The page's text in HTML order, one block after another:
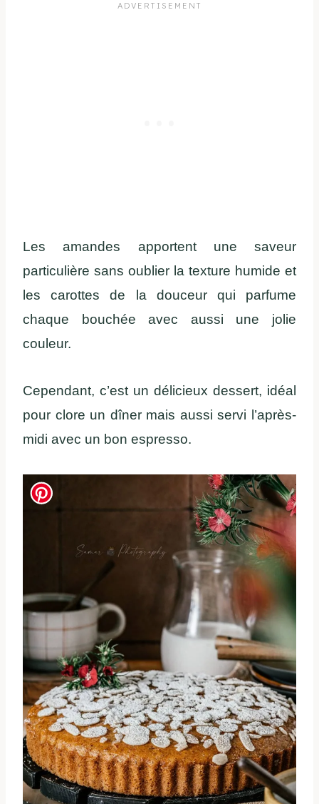
Les amandes apportent une saveur
particulière sans oublier la texture humide et
les carottes de la douceur qui parfume
chaque bouchée avec aussi une jolie
couleur.
Cependant, c’est un délicieux dessert, idéal
pour clore un dîner mais aussi servi l’après-
midi avec un bon espresso.